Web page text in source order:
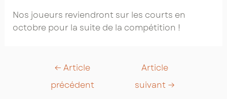
Nos joueurs reviendront sur les courts en
octobre pour la suite de la compétition !
← Article
précédent
Article
suivant →